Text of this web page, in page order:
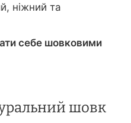
ніжний та
себе шовковими
шовк